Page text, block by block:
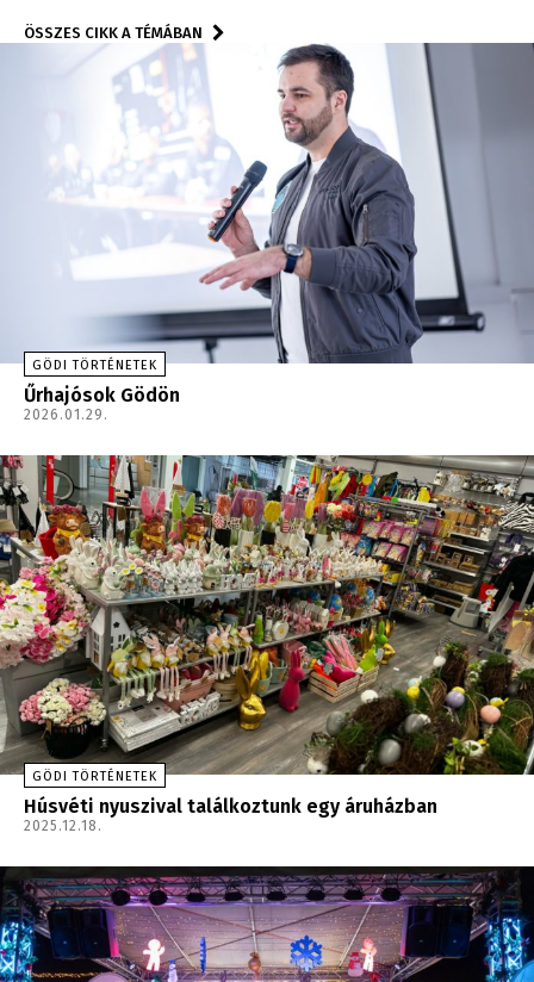
ÖSSZES CIKK A TÉMÁBAN
GÖDI TÖRTÉNETEK
Űrhajósok Gödön
2026.01.29.
GÖDI TÖRTÉNETEK
Húsvéti nyuszival találkoztunk egy áruházban
2025.12.18.